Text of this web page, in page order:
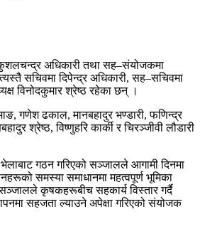
अधिकारी तथा सह–संयोजकमा
सचिवमा दिपेन्द्र अधिकारी, सह–सचिवमा
विनोदकुमार श्रेष्ठ रहेका छन् ।
गणेश ढकाल, मानबहादुर भण्डारी, फणिन्द्र
श्रेष्ठ, विष्णुहरि कार्की र चिरञ्जीवी लौडारी
गठन गरिएको सञ्जालले आगामी दिनमा
समस्या समाधानमा महत्वपूर्ण भूमिका
कृषकहरूबीच सहकार्य विस्तार गर्दै
सहजता ल्याउने अपेक्षा गरिएको संयोजक